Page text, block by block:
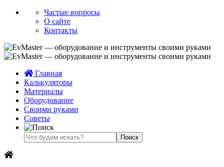
Частые вопросы
О сайте
Контакты
Главная
Калькуляторы
Материалы
Оборудование
Своими руками
Советы